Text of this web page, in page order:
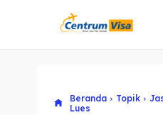
Beranda Topik
Lues